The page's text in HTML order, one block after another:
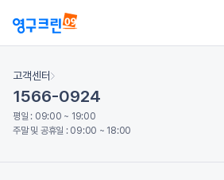
고객센터
1566-0924
평일 : 09:00 ~ 19:00
주말 및 공휴일 : 09:00 ~ 18:00